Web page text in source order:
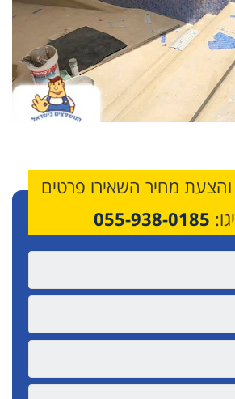
והצעת מחיר השאירו פרטים
055-938-0185